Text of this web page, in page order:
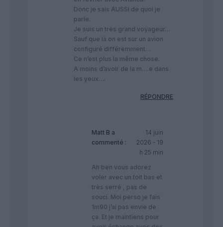
Donc je sais AUSSI de quoi je
parle.
Je suis un très grand voyageur…
Sauf que là on est sur un avion
configuré différemment…
Ce n’est plus la même chose.
A moins d’avoir de la m….e dans
les yeux….
RÉPONDRE
Matt B a
commenté :
14 juin
2026 - 19
h 25 min
Ah ben vous adorez
voler avec un toit bas et
très serré , pas de
souci. Moi perso je fais
1m90 j’ai pas envie de
ça. Et je maintiens pour